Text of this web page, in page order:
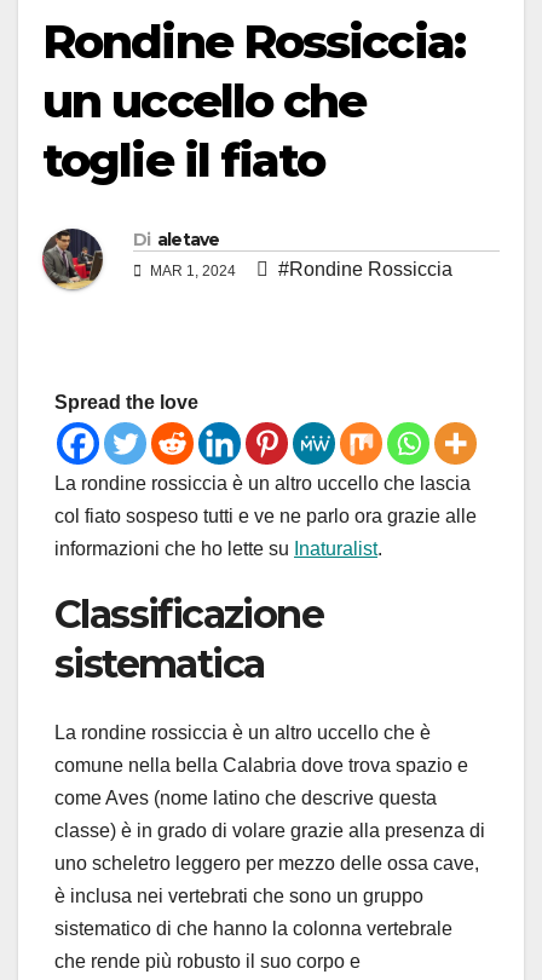
Rondine Rossiccia:
un uccello che
toglie il fiato
Di aletave
MAR 1, 2024 #Rondine Rossiccia
Spread the love
La rondine rossiccia è un altro uccello che lascia
col fiato sospeso tutti e ve ne parlo ora grazie alle
informazioni che ho lette su Inaturalist.
Classificazione
sistematica
La rondine rossiccia è un altro uccello che è
comune nella bella Calabria dove trova spazio e
come Aves (nome latino che descrive questa
classe) è in grado di volare grazie alla presenza di
uno scheletro leggero per mezzo delle ossa cave,
è inclusa nei vertebrati che sono un gruppo
sistematico di che hanno la colonna vertebrale
che rende più robusto il suo corpo e